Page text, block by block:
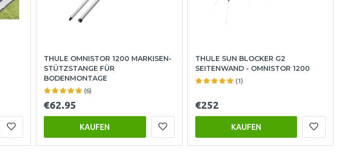
THULE OMNISTOR 1200 MARKISEN-
STÜTZSTANGE FÜR
BODENMONTAGE
(6)
€62.95
KAUFEN
THULE SUN BLOCKER G2
SEITENWAND - OMNISTOR 1200
(1)
€252
KAUFEN